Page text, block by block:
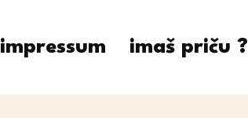
impressum imaš priču ?